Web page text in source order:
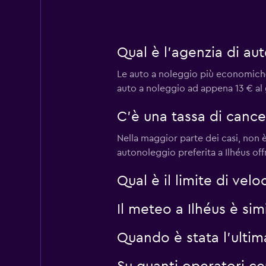
Qual è l'agenzia di
Le auto a noleggio più
auto a noleggio ad appena 13 €
C'è una tassa di
Nella maggior parte dei casi, non
autonoleggio preferita a Ilhéus
Qual è il limite di
Il meteo a Ilhéus è
Quando è stata